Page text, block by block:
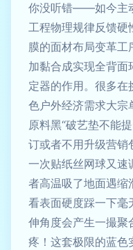
你没听错——如今主
工程物理规律反馈硬
膜的面材布局变革
加黏合成实现全背
定器的作用。很多
色户外经济需求大宗
原料黑“破艺垫不能
订或者不用升级营
一次贴纸丝网球又速
者高温吸了地面遇缩
看表面硬度踩一下毫
伸角度会产生一撮聚
疼！这套极限的蓝色